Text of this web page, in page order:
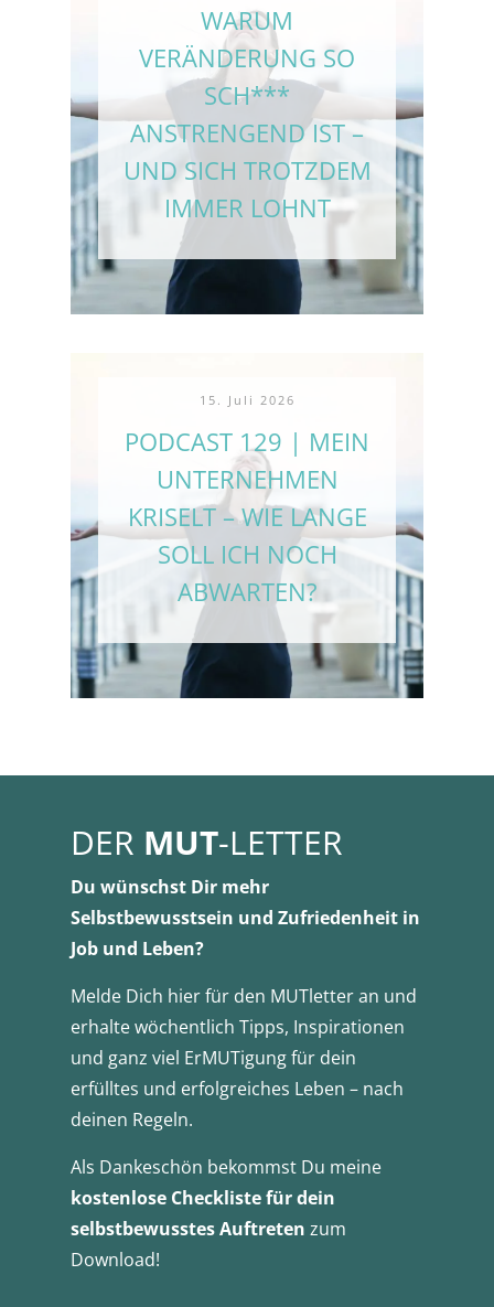
WARUM
VERÄNDERUNG SO
SCH***
ANSTRENGEND IST –
UND SICH TROTZDEM
IMMER LOHNT
15. Juli 2026
PODCAST 129 | MEIN
UNTERNEHMEN
KRISELT – WIE LANGE
SOLL ICH NOCH
ABWARTEN?
DER MUT-LETTER
Du wünschst Dir mehr
Selbstbewusstsein und Zufriedenheit in
Job und Leben?
Melde Dich hier für den MUTletter an und
erhalte wöchentlich Tipps, Inspirationen
und ganz viel ErMUTigung für dein
erfülltes und erfolgreiches Leben – nach
deinen Regeln.
Als Dankeschön bekommst Du meine
kostenlose Checkliste für dein
selbstbewusstes Auftreten zum
Download!